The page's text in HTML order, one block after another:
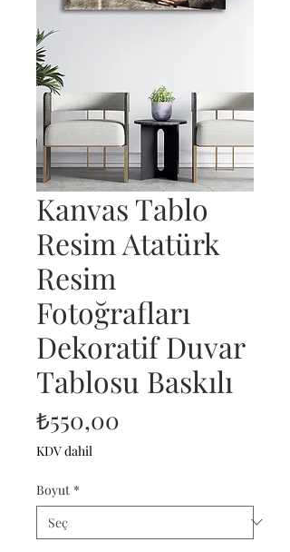
Kanvas Tablo
Resim Atatürk
Resim
Fotoğrafları
Dekoratif Duvar
Tablosu Baskılı
₺550,00
KDV dahil
Boyut *